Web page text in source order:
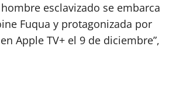
esclavizado se embarca
Fuqua y protagonizada por
Apple TV+ el 9 de diciembre”,